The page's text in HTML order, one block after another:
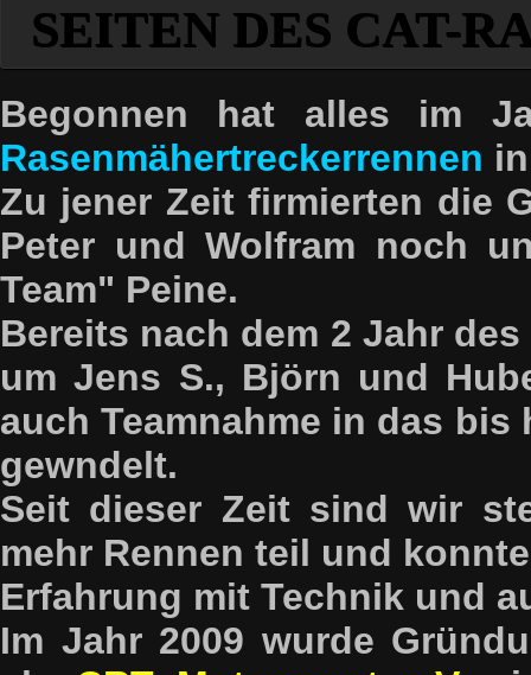
SEITEN DES CAT-
Begonnen hat alles im
Rasenmähertreckerrennen
Zu jener Zeit firmierten die
Peter und Wolfram noch
Team" Peine.
Bereits nach dem 2 Jahr
um Jens S., Björn und
auch Teamnahme in das bis
gewndelt.
Seit dieser Zeit sind wir
mehr Rennen teil und
Erfahrung mit Technik und
Im Jahr 2009 wurde